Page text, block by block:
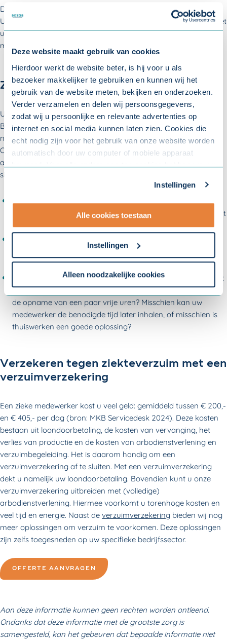
Deze website maakt gebruik van cookies
Hierdoor werkt de website beter, is hij voor u als
bezoeker makkelijker te gebruiken en kunnen wij het
gebruik van de website meten, bekijken en onderzoeken.
Verder verzamelen en delen wij persoonsgegevens,
zodat wij u persoonlijke en relevante advertenties op
internet en social media kunnen laten zien. Cookies die
echt nodig zijn voor het gebruik van onze website worden
automatisch door uw computer of mobiele apparaat
bewaard. Voor alle andere soorten cookies hebben we uw
aanpassen. Met uw toestemming delen wij uw gegevens
met onze10 partners.
- Lees hier onzeprivacyverklaringen onze
Om uw toestemmingsvoorkeur te wijzigen, klikt u op
Instellingen
Alle cookies toestaan
Instellingen
Alleen noodzakelijke cookies
Daarnaast is het belangrijk dat u het ziekteverzuim meldt bij
UWV als uw medewerker na 42 weken nog niet kan werken. Doet
u dit niet, dan bestaat de kans dat u ook na twee jaar het loon
moet doorbetalen.
Ziekteverlofaanvraag afwijzen
U hoeft niet elke aanvraag voor ziekteverlof toe te kennen.
Bijvoorbeeld als u of uw bedrijfsarts vindt dat de medewerker
niet arbeidsongeschikt is en nog (aangepast) werk kan doen.
Ook kan het gebeuren dat een medewerker ziekteverlof
aanvraagt, terwijl een andere vorm van verlof beter bij de
situatie past. Denk aan de volgende situaties:
Een medewerker vraagt ziekteverlof aan om een ziek kind
van school te halen. Voor deze onverwachte situaties bestaat
calamiteitenverlof,ook wel kort verzuimverlof genoemd.
persoon uit de directe omgeving te zorgen. Hiervoor bestaat
een ander type verlof: kortdurend of langdurend zorgverlof.
Een medewerker heeft een privéprobleem dat opgelost moet
worden. Overleg dan met de medewerker. Misschien volstaat
de opname van een paar vrije uren? Misschien kan uw
medewerker de benodigde tijd later inhalen, of misschien is
thuiswerken een goede oplossing?
Verzekeren tegen ziekteverzuim met een
verzuimverzekering
Een zieke medewerker kost u veel geld: gemiddeld tussen € 200,-
en € 405,- per dag (bron: MKB Servicedesk 2024). Deze kosten
bestaan uit loondoorbetaling, de kosten van vervanging, het
verlies van productie en de kosten van arbodienstverlening en
verzuimbegeleiding. Het is daarom handig om een
verzuimverzekering af te sluiten. Met een verzuimverzekering
dekt u namelijk uw loondoorbetaling. Bovendien kunt u onze
verzuimverzekering uitbreiden met (volledige)
arbodienstverlening. Hiermee voorkomt u torenhoge kosten en
veel tijd en energie. Naast de verzuimverzekering bieden wij nog
meer oplossingen om verzuim te voorkomen. Deze oplossingen
zijn zelfs toegesneden op uw specifieke bedrijfssector.
OFFERTE AANVRAGEN
Aan deze informatie kunnen geen rechten worden ontleend.
Ondanks dat deze informatie met de grootste zorg is
samengesteld, kan het gebeuren dat bepaalde informatie niet